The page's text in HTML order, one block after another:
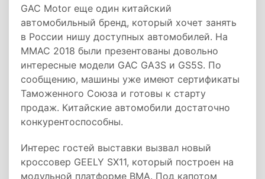
GAC Motor еще один китайский
автомобильный бренд, который хочет занять
в России нишу доступных автомобилей. На
ММАС 2018 были презентованы довольно
интересные модели GAC GA3S и GS5S. По
сообщению, машины уже имеют сертификаты
Таможенного Союза и готовы к старту
продаж. Китайские автомобили достаточно
конкурентоспособны.
Интерес гостей выставки вызвал новый
кроссовер GEELY SX11, который построен на
модульной платформе BMA. Под капотом